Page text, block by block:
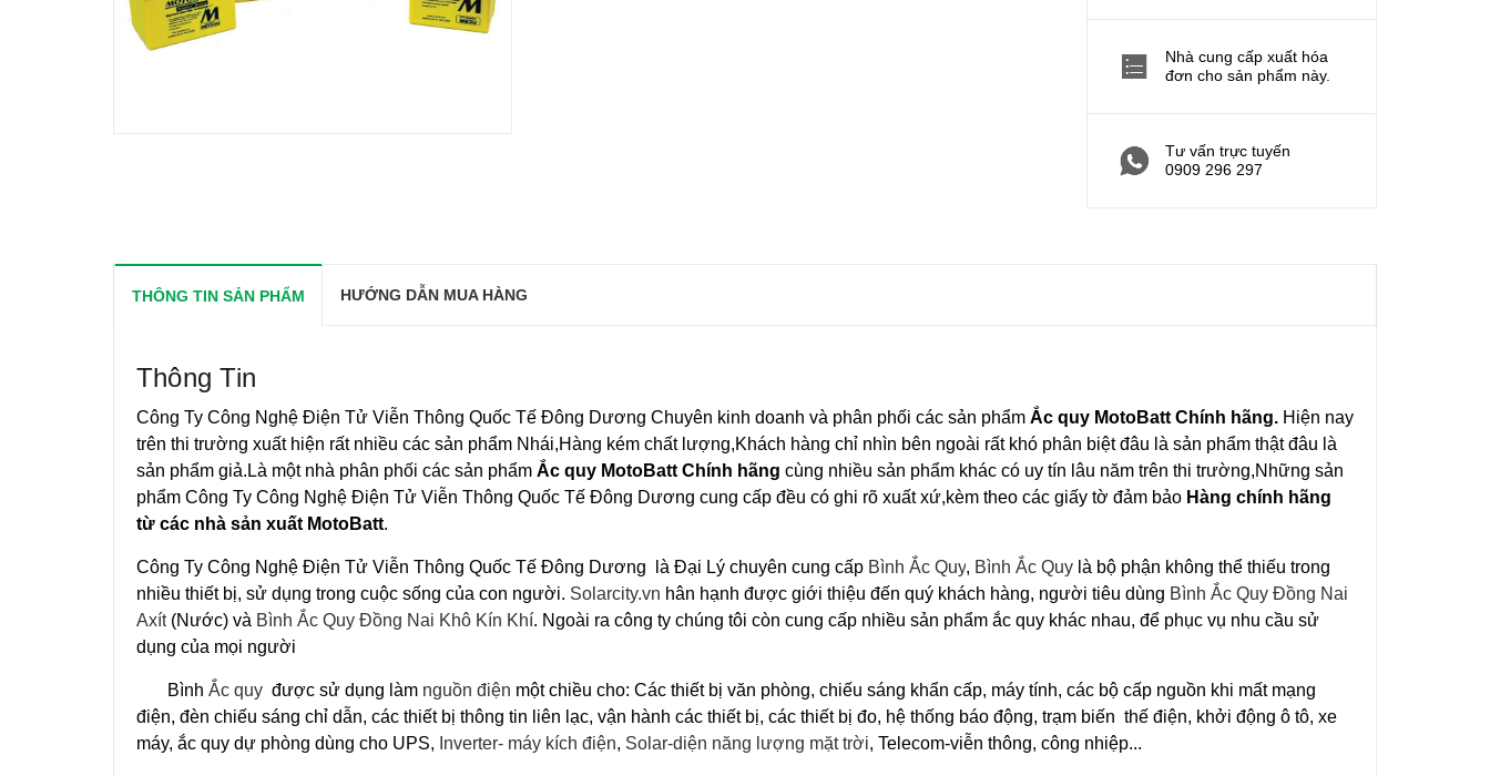
Nhà cung cấp xuất hóa
đơn cho sản phẩm này.
Tư vấn trực tuyến
0909 296 297
THÔNG TIN SẢN PHẨM HƯỚNG DẪN MUA HÀNG
Thông Tin
Công Ty Công Nghệ Điện Tử Viễn Thông Quốc Tế Đông Dương Chuyên kinh doanh và phân phối các sản phẩm Ắc quy MotoBatt Chính hãng. Hiện nay
trên thi trường xuất hiện rất nhiều các sản phẩm Nhái,Hàng kém chất lượng,Khách hàng chỉ nhìn bên ngoài rất khó phân biệt đâu là sản phẩm thật đâu là
sản phẩm giả.Là một nhà phân phối các sản phẩm Ắc quy MotoBatt Chính hãng cùng nhiều sản phẩm khác có uy tín lâu năm trên thi trường,Những sản
phẩm Công Ty Công Nghệ Điện Tử Viễn Thông Quốc Tế Đông Dương cung cấp đều có ghi rõ xuất xứ,kèm theo các giấy tờ đảm bảo Hàng chính hãng
từ các nhà sản xuất MotoBatt.
Công Ty Công Nghệ Điện Tử Viễn Thông Quốc Tế Đông Dương là Đại Lý chuyên cung cấp Bình Ắc Quy, Bình Ắc Quy là bộ phận không thể thiếu trong
nhiều thiết bị, sử dụng trong cuộc sống của con người. Solarcity.vn hân hạnh được giới thiệu đến quý khách hàng, người tiêu dùng Bình Ắc Quy Đồng Nai
Axít (Nước) và Bình Ắc Quy Đồng Nai Khô Kín Khí. Ngoài ra công ty chúng tôi còn cung cấp nhiều sản phẩm ắc quy khác nhau, để phục vụ nhu cầu sử
dụng của mọi người
Bình Ắc quy được sử dụng làm nguồn điện một chiều cho: Các thiết bị văn phòng, chiếu sáng khẩn cấp, máy tính, các bộ cấp nguồn khi mất mạng
điện, đèn chiếu sáng chỉ dẫn, các thiết bị thông tin liên lạc, vận hành các thiết bị, các thiết bị đo, hệ thống báo động, trạm biến thế điện, khởi động ô tô, xe
máy, ắc quy dự phòng dùng cho UPS, Inverter- máy kích điện, Solar-diện năng lượng mặt trời, Telecom-viễn thông, công nhiệp...